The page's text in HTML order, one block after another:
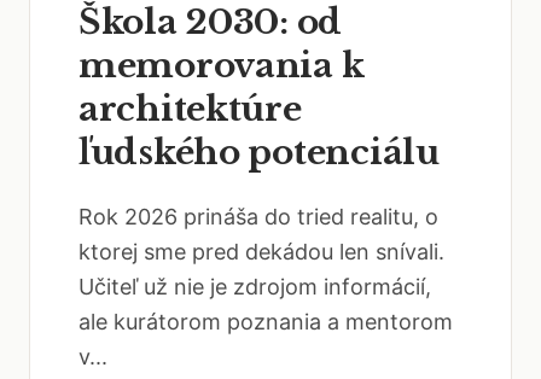
Škola 2030: od
memorovania k
architektúre
ľudského potenciálu
Rok 2026 prináša do tried realitu, o
ktorej sme pred dekádou len snívali.
Učiteľ už nie je zdrojom informácií,
ale kurátorom poznania a mentorom
v...